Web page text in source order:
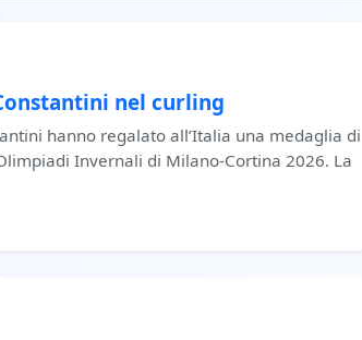
nel curling
hanno regalato all’Italia una medaglia di
Invernali di Milano-Cortina 2026. La